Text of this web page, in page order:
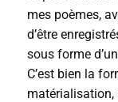
mes poèmes,
d’être
sous forme
C’est bien la
matérialisation,